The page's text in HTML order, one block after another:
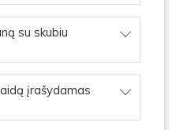
su skubiu
įrašydamas